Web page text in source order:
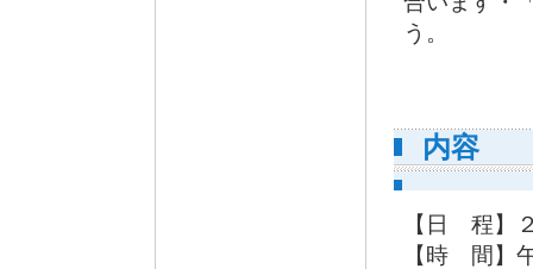
う。
内容
【日 程】
【時 間】